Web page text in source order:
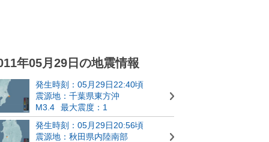
年05月29日の地震情報
発生時刻：05月29日22:40頃
震源地：千葉県東方沖
M3.4
最大震度：1
発生時刻：05月29日20:56頃
震源地：秋田県内陸南部